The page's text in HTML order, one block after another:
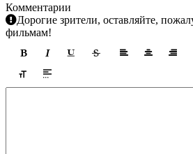
Комментарии
Дорогие зрители, оставляйте,
фильмам!